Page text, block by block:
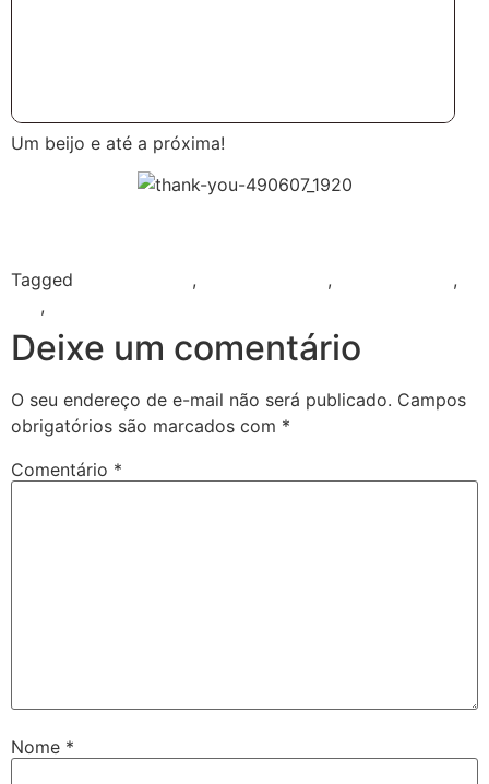
Um beijo e até a próxima!
Tagged , ,
,
,
Deixe um comentário
O seu endereço de e-mail não será publicado. Campos
obrigatórios são marcados com *
Comentário *
Nome *